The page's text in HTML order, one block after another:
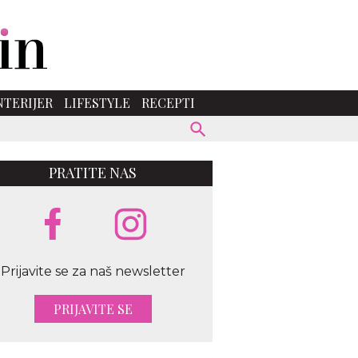
LIFESTYLE
RECEPTI
PRATITE NAS
Prijavite se za naš newsletter
PRIJAVITE SE